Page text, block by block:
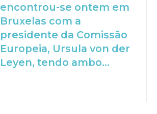
encontrou-se ontem em
Bruxelas com a
presidente da Comissão
Europeia, Ursula von der
Leyen, tendo ambo...